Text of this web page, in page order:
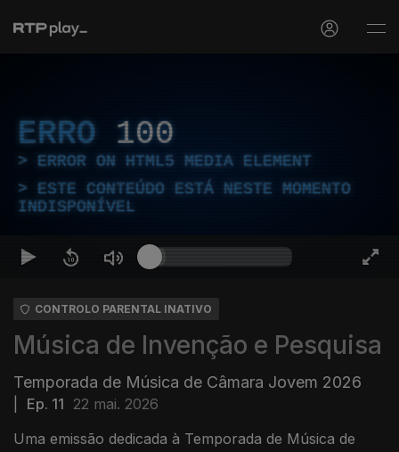
ERRO 100
ERROR ON HTML5 MEDIA ELEMENT
ESTE CONTEÚDO ESTÁ NESTE MOMENTO
INDISPONÍVEL
CONTROLO PARENTAL INATIVO
Música de Invenção e Pesquisa
Temporada de Música de Câmara Jovem 2026
Ep. 11 22 mai. 2026
Uma emissão dedicada à Temporada de Música de